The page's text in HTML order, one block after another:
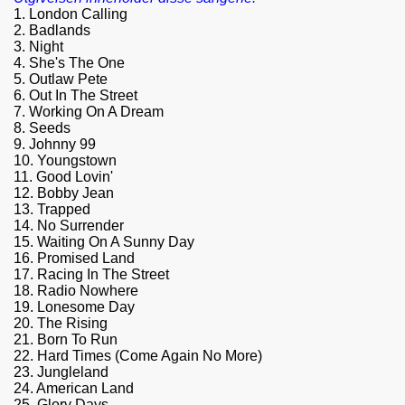
1. London Calling
2. Badlands
3. Night
4. She's The One
5. Outlaw Pete
6. Out In The Street
7. Working On A Dream
8. Seeds
9. Johnny 99
10. Youngstown
11. Good Lovin'
12. Bobby Jean
13. Trapped
14. No Surrender
15. Waiting On A Sunny Day
16. Promised Land
17. Racing In The Street
18. Radio Nowhere
19. Lonesome Day
20. The Rising
21. Born To Run
22. Hard Times (Come Again No More)
23. Jungleland
24. American Land